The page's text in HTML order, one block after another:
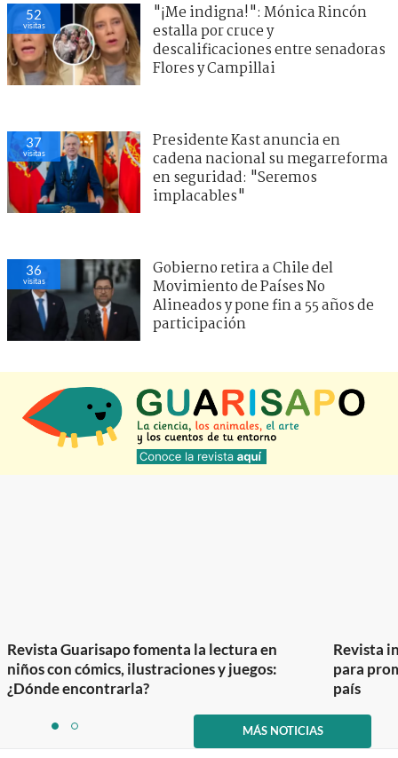
52
visitas
"¡Me indigna!": Mónica Rincón
estalla por cruce y
descalificaciones entre senadoras
Flores y Campillai
37
visitas
Presidente Kast anuncia en
cadena nacional su megarreforma
en seguridad: "Seremos
implacables"
36
visitas
Gobierno retira a Chile del
Movimiento de Países No
Alineados y pone fin a 55 años de
participación
Revista Guarisapo fomenta la lectura en
niños con cómics, ilustraciones y juegos:
¿Dónde encontrarla?
Revista
para
país
itemitem
MÁS NOTICIAS